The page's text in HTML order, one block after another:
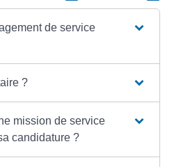
de service
?
mission de service
candidature ?